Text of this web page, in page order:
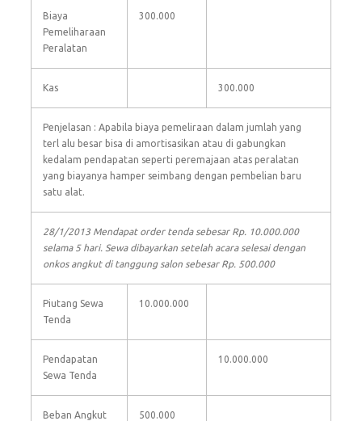
Biaya
Pemeliharaan
Peralatan
300.000
Kas 300.000
Penjelasan : Apabila biaya pemeliraan dalam jumlah yang
terl alu besar bisa di amortisasikan atau di gabungkan
kedalam pendapatan seperti peremajaan atas peralatan
yang biayanya hamper seimbang dengan pembelian baru
satu alat.
28/1/2013 Mendapat order tenda sebesar Rp. 10.000.000
selama 5 hari. Sewa dibayarkan setelah acara selesai dengan
onkos angkut di tanggung salon sebesar Rp. 500.000
Piutang Sewa
Tenda
10.000.000
Pendapatan
Sewa Tenda
10.000.000
Beban Angkut
500.000